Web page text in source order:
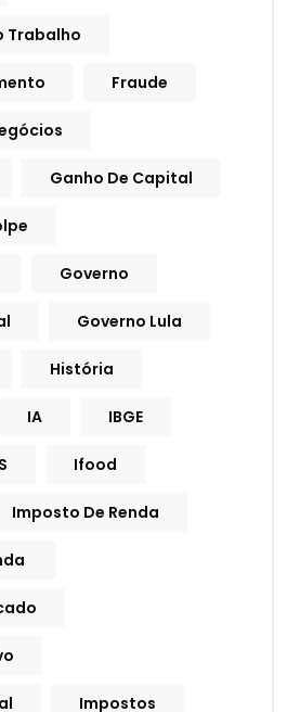
Trabalho
Fraude
Ganho De Capital
Governo
Governo Lula
História
IA IBGE
Ifood
Imposto De Renda
Impostos